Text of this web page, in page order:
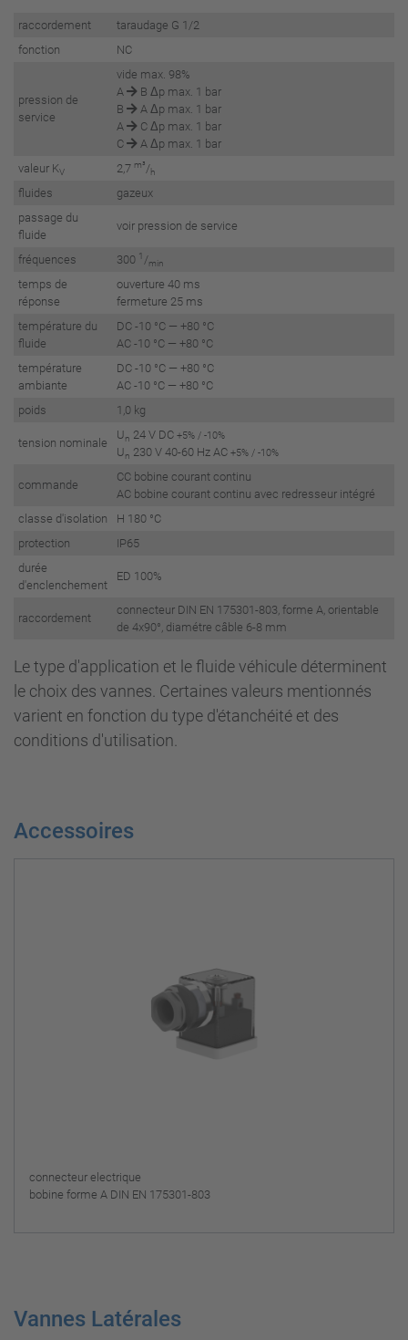
raccordement
taraudage G 1/2
fonction
NC
pression de
service
vide max. 98%
A
B Δp max. 1 bar
B
A Δp max. 1 bar
A
C Δp max. 1 bar
C
A Δp max. 1 bar
valeur KV 2,7 m³/h
fluides
gazeux
passage du
fluide
voir pression de service
fréquences 300 1 /min
temps de
réponse
ouverture 40 ms
fermeture 25 ms
température du
fluide
DC -10 °C — +80 °C
AC -10 °C — +80 °C
température
ambiante
DC -10 °C — +80 °C
AC -10 °C — +80 °C
poids
1,0 kg
tension nominale
Un 24 V DC +5% / -10%
Un 230 V 40-60 Hz AC +5% / -10%
commande
CC bobine courant continu
AC bobine courant continu avec redresseur intégré
classe d'isolation
H 180 °C
protection
IP65
durée
d'enclenchement
ED 100%
raccordement
connecteur DIN EN 175301-803, forme A, orientable
de 4x90°, diamétre câble 6-8 mm
Le type d'application et le fluide véhicule déterminent
le choix des vannes. Certaines valeurs mentionnés
varient en fonction du type d'étanchéité et des
conditions d'utilisation.
Accessoires
connecteur electrique
bobine forme A DIN EN 175301-803
Vannes Latérales